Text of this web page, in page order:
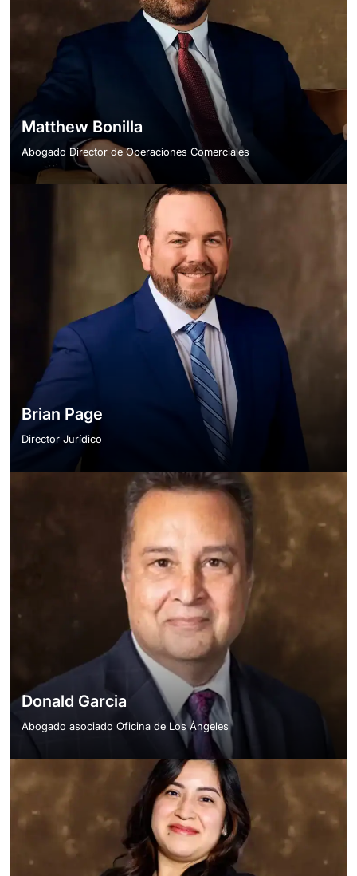
Matthew Bonilla
Abogado Director de Operaciones Comerciales
Brian Page
Director Jurídico
Donald Garcia
Abogado asociado Oficina de Los Ángeles